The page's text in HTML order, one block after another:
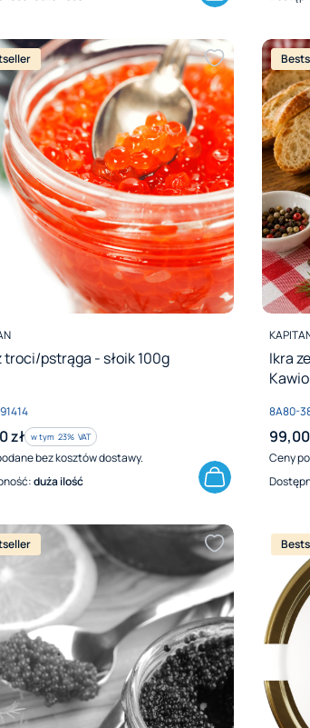
troci/pstrąga - słoik 100g
brutto
zł w tym %s VAT
w tym 23% VAT
bez kosztów dostawy.
duża ilość
Ikra
Kod
8A80-
Cena
Ceny